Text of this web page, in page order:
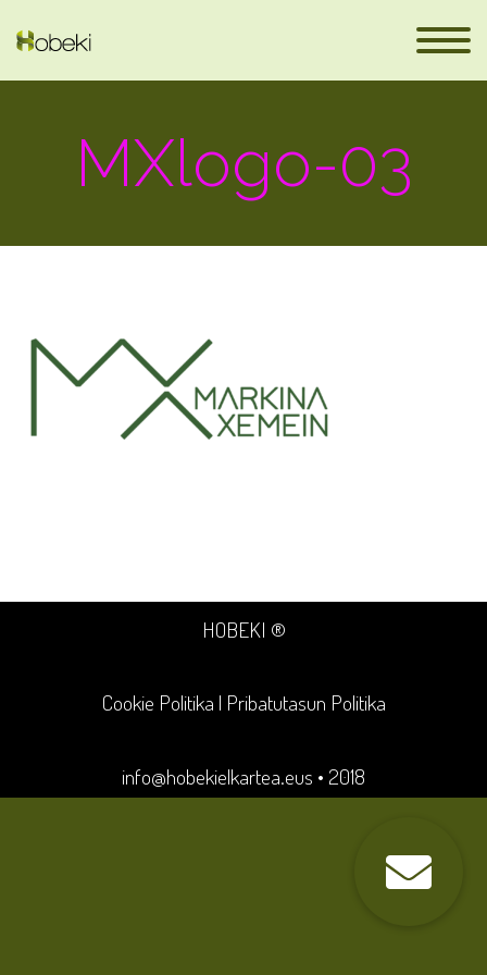
eus
MXlogo-03
HOBEKI ®
Cookie Politika | Pribatutasun Politika
info@hobekielkartea.eus • 2018